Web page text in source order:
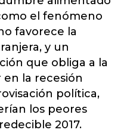
el fenómeno
favorece la
y un
que obliga a la
la recesión
política,
los peores
2017.